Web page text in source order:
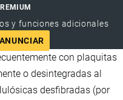
y funciones adicionales
ANUNCIAR
con plaquitas
o desintegradas al
desfibradas (por